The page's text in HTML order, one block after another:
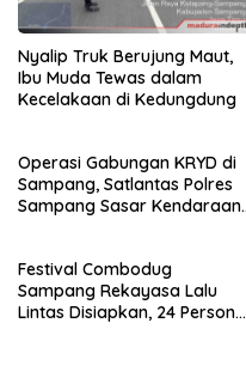
Nyalip Truk Berujung Maut,
Ibu Muda Tewas dalam
Kecelakaan di Kedungdung
Operasi Gabungan KRYD di
Sampang, Satlantas Polres
Sampang Sasar Kendaraan
Festival Combodug
Sampang Rekayasa Lalu
Lintas Disiapkan, 24 Personel